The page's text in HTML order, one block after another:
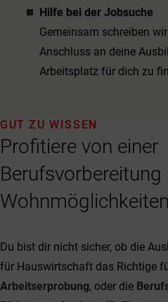
Hilfe bei der Jobsuche
Gemeinsam schreiben
Anschluss an deine
Arbeitsplatz für dich zu
Profitiere von einer
Berufsvorbereitung
Wohnmöglichkeiten
GUT ZU WISSEN
Du bist dir nicht sicher, ob die
für Hauswirtschaft das Richtige
Arbeitserprobung, oder die